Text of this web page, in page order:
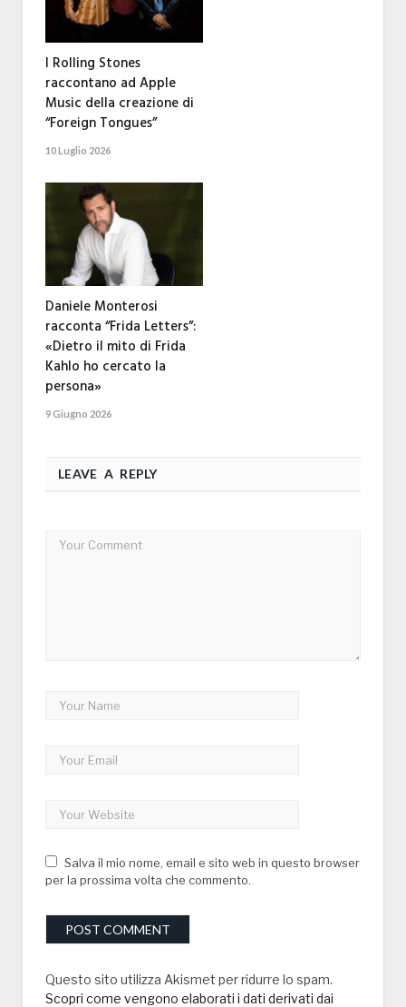
I Rolling Stones
raccontano ad Apple
Music della creazione di
“Foreign Tongues”
10 Luglio 2026
Daniele Monterosi
racconta “Frida Letters”:
«Dietro il mito di Frida
Kahlo ho cercato la
persona»
9 Giugno 2026
LEAVE A REPLY
Salva il mio nome, email e sito web in questo browser
per la prossima volta che commento.
Questo sito utilizza Akismet per ridurre lo spam.
Scopri come vengono elaborati i dati derivati dai